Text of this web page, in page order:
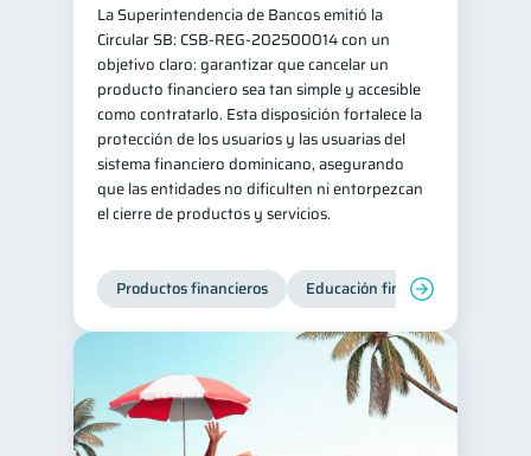
Doble sueldo 1
Gasto responsable
información financiera 1
La Superintendencia de Bancos emitió la
Circular SB: CSB‑REG‑202500014 con un
objetivo claro: garantizar que cancelar un
producto financiero sea tan simple y accesible
como contratarlo. Esta disposición fortalece la
protección de los usuarios y las usuarias del
sistema financiero dominicano, asegurando
que las entidades no dificulten ni entorpezcan
el cierre de productos y servicios.
Productos financieros Educación financiera